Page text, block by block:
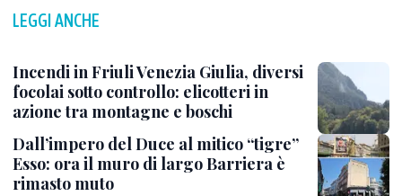
LEGGI ANCHE
Incendi in Friuli Venezia Giulia, diversi
focolai sotto controllo: elicotteri in
azione tra montagne e boschi
Dall’impero del Duce al mitico “tigre”
Esso: ora il muro di largo Barriera è
rimasto muto